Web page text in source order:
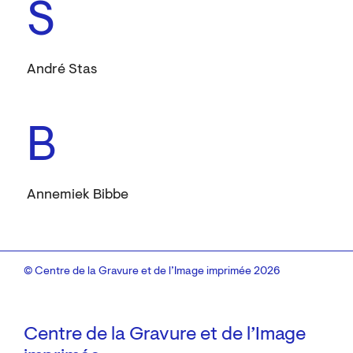
S
André Stas
B
Annemiek Bibbe
Centre de la Gravure et de l’Image
© Centre de la Gravure et de l’Image imprimée 2026